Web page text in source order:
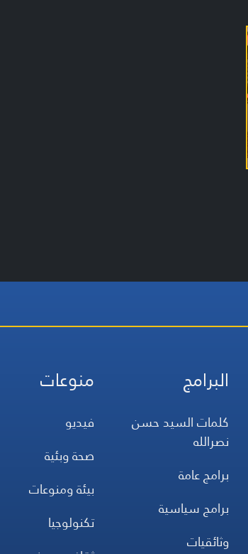
البرامج
كلمات السيد حسن
نصرالله
برامج عامة
برامج سياسية
وثائقيات
منوعات
فيديو
صحة وبئية
بيئة ومنوعات
تكنولوجيا